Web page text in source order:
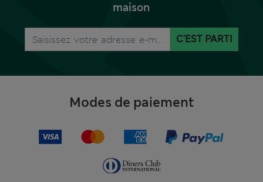
maison
C'EST PARTI
Modes de paiement